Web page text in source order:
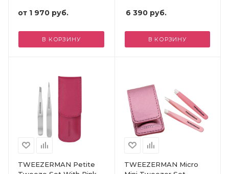
от 1 970 руб.
В КОРЗИНУ
6 390руб.
В КОРЗИНУ
TWEEZERMAN Petite
TWEEZERMAN Micro